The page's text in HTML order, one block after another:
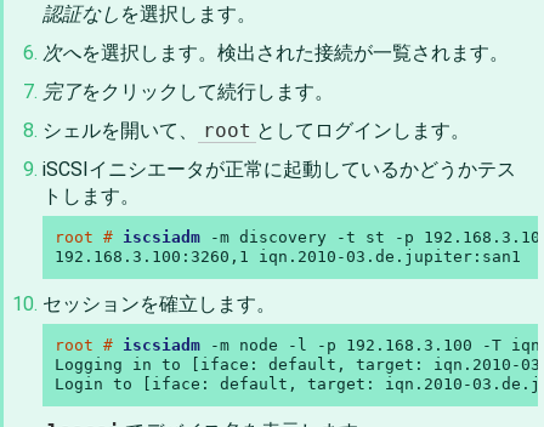
認証なし を選択します。
次へを選択します。検出された接続が一覧されます。
完了をクリックして続行します。
シェルを開いて、
root としてログインします。
iSCSIイニシエータが正常に起動しているかどうかテス
トします。
root # iscsiadm -m discovery -t st -p
192.168.3.100:3260,1 iqn.2010-03.de.jupiter:san1
セッションを確立します。
root # iscsiadm -m node -l -p 192.168.3.100 -T
Logging in to [iface: default, target: iqn.2010-
Login to [iface: default, target: iqn.2010-